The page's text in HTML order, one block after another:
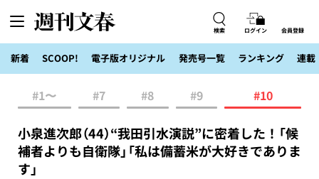
検索 ログイン 会員登録
新着 SCOOP! 電子版オリジナル 発売号一覧 ランキング 連載
#1〜 #7 #8 #9 #10
小泉進次郎（44）“我田引水演説”に密着した！「候
補者よりも自衛隊」「私は備蓄米が大好きでありま
す」